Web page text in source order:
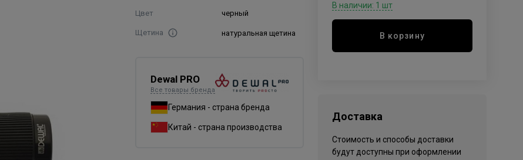
Цвет черный
Щетина натуральная щетина
Dewal PRO
Все товары бренда
Германия - страна бренда
Китай - страна производства
В наличии: 1 шт
В корзину
Доставка
Стоимость и способы доставки
будут доступны при оформлении